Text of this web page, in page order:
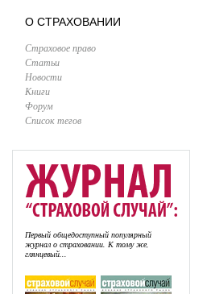
О СТРАХОВАНИИ
Страховое право
Статьи
Новости
Книги
Форум
Список тегов
Первый общедоступный популярный
журнал о страховании. К тому же,
глянцевый...